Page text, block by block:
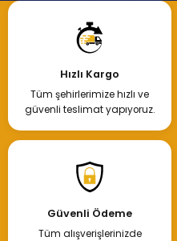
Hızlı Kargo
Tüm şehirlerimize hızlı ve
güvenli teslimat yapıyoruz.
Güvenli Ödeme
Tüm alışverişlerinizde